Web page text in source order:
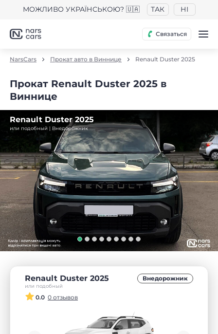
МОЖЛИВО УКРАЇНСЬКОЮ? 🇺🇦 ТАК НІ
Связаться
NarsCars Прокат авто в Виннице Renault Duster 2025
Прокат Renault Duster 2025 в
Виннице
Renault Duster 2025
или подобный | Внедорожник
Renault Duster 2025
или подобный
Внедорожник
0.0 0 отзывов